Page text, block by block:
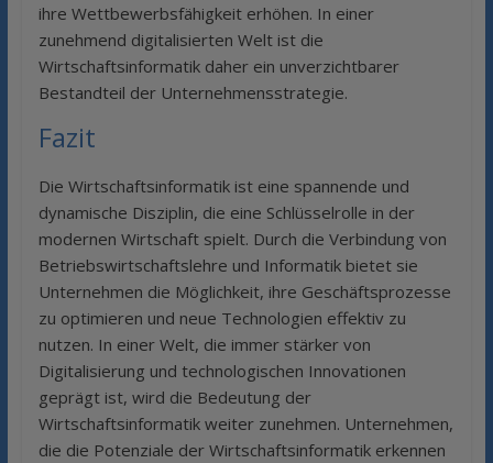
ihre Wettbewerbsfähigkeit erhöhen. In einer
zunehmend digitalisierten Welt ist die
Wirtschaftsinformatik daher ein unverzichtbarer
Bestandteil der Unternehmensstrategie.
Fazit
Die Wirtschaftsinformatik ist eine spannende und
dynamische Disziplin, die eine Schlüsselrolle in der
modernen Wirtschaft spielt. Durch die Verbindung von
Betriebswirtschaftslehre und Informatik bietet sie
Unternehmen die Möglichkeit, ihre Geschäftsprozesse
zu optimieren und neue Technologien effektiv zu
nutzen. In einer Welt, die immer stärker von
Digitalisierung und technologischen Innovationen
geprägt ist, wird die Bedeutung der
Wirtschaftsinformatik weiter zunehmen. Unternehmen,
die die Potenziale der Wirtschaftsinformatik erkennen